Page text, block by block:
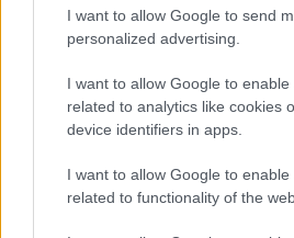
I want to allow Google to send
personalized advertising.
I want to allow Google to enable
related to analytics like cookies
device identifiers in apps.
I want to allow Google to enable
related to functionality of the